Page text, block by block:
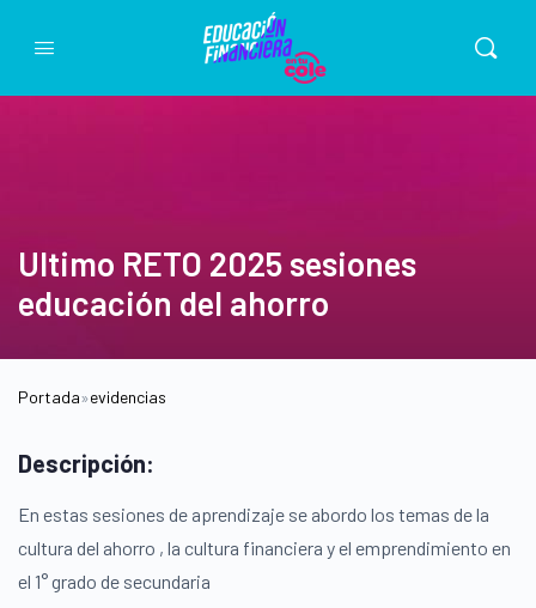
Ultimo RETO 2025 sesiones
educación del ahorro
Portada»evidencias
Descripción:
En estas sesiones de aprendizaje se abordo los temas de la
cultura del ahorro , la cultura financiera y el emprendimiento en
el 1° grado de secundaria